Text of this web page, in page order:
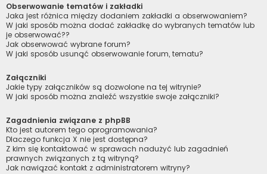
Obserwowanie tematów i zakładki
Jaka jest różnica między dodaniem zakładki a obserwowaniem?
W jaki sposób można dodać zakładkę do wybranych tematów lub
je obserwować??
Jak obserwować wybrane forum?
W jaki sposób usunąć obserwowanie forum, tematu?
Załączniki
Jakie typy załączników są dozwolone na tej witrynie?
W jaki sposób można znaleźć wszystkie swoje załączniki?
Zagadnienia związane z phpBB
Kto jest autorem tego oprogramowania?
Dlaczego funkcja X nie jest dostępna?
Z kim się kontaktować w sprawach nadużyć lub zagadnień
prawnych związanych z tą witryną?
Jak nawiązać kontakt z administratorem witryny?